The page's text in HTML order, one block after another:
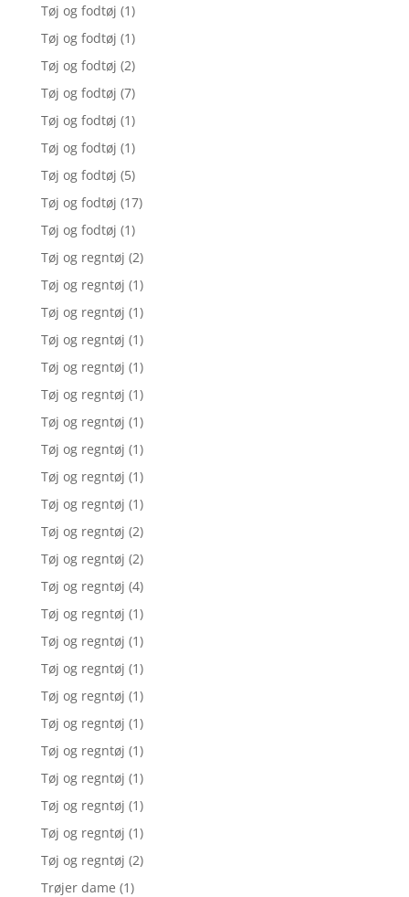
Tøj og fodtøj (1)
Tøj og fodtøj (1)
Tøj og fodtøj (2)
Tøj og fodtøj (7)
Tøj og fodtøj (1)
Tøj og fodtøj (1)
Tøj og fodtøj (5)
Tøj og fodtøj (17)
Tøj og fodtøj (1)
Tøj og regntøj (2)
Tøj og regntøj (1)
Tøj og regntøj (1)
Tøj og regntøj (1)
Tøj og regntøj (1)
Tøj og regntøj (1)
Tøj og regntøj (1)
Tøj og regntøj (1)
Tøj og regntøj (1)
Tøj og regntøj (1)
Tøj og regntøj (2)
Tøj og regntøj (2)
Tøj og regntøj (4)
Tøj og regntøj (1)
Tøj og regntøj (1)
Tøj og regntøj (1)
Tøj og regntøj (1)
Tøj og regntøj (1)
Tøj og regntøj (1)
Tøj og regntøj (1)
Tøj og regntøj (1)
Tøj og regntøj (1)
Tøj og regntøj (2)
Trøjer dame (1)